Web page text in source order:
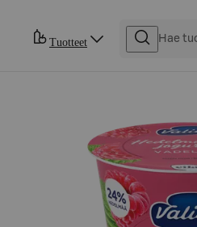
Tuotteet